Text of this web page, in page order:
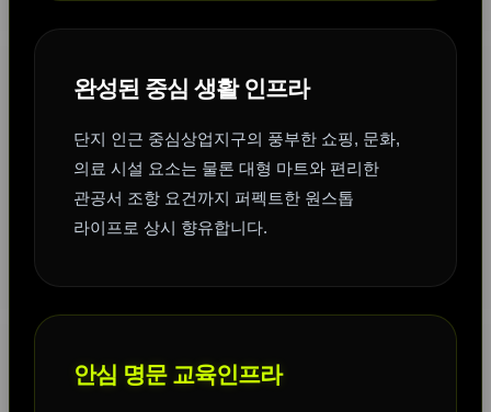
완성된 중심 생활 인프라
단지 인근 중심상업지구의 풍부한 쇼핑, 문화,
의료 시설 요소는 물론 대형 마트와 편리한
관공서 조항 요건까지 퍼펙트한 원스톱
라이프로 상시 향유합니다.
안심 명문 교육인프라